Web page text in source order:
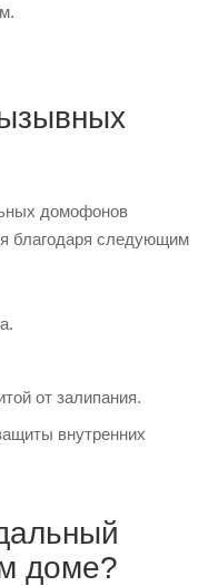
домофонов
благодаря следующим
от залипания.
внутренних
доме?